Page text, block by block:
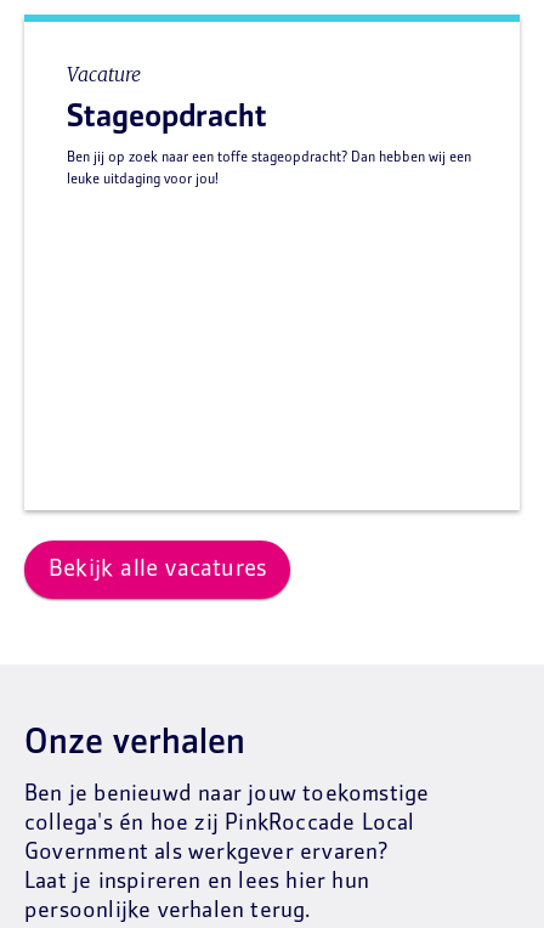
Vacature
Stageopdracht
Ben jij op zoek naar een toffe stageopdracht? Dan hebben wij een
leuke uitdaging voor jou!
Bekijk alle vacatures
Onze verhalen
Ben je benieuwd naar jouw toekomstige
collega's én hoe zij PinkRoccade Local
Government als werkgever ervaren?
Laat je inspireren en lees hier hun
persoonlijke verhalen terug.